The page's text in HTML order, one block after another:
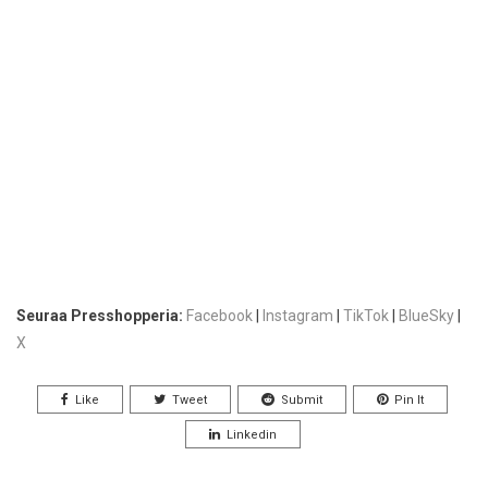
Seuraa Presshopperia: Facebook | Instagram | TikTok | BlueSky|
X
Like Tweet Submit Pin It
Linkedin